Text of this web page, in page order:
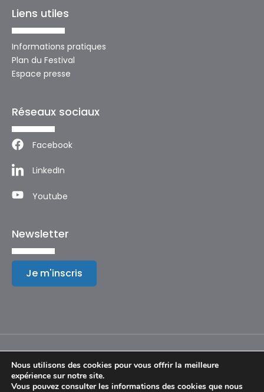
Liens utiles
Informations pratiques
Plan du Festival
Espace presse
Réseaux sociaux
Facebook
LinkedIn
Youtube
Newsletter
Je m'inscris
Mentions légales
Nous utilisons des cookies pour vous offrir la meilleure
expérience sur notre site.
Vous pouvez consulter les informations des cookies que nous